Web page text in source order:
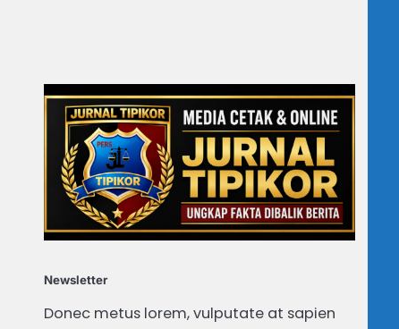
Newsletter
Donec metus lorem, vulputate at sapien